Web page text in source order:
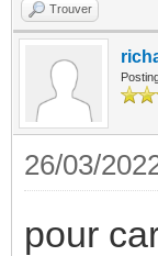
Trouver
26/03/
pour